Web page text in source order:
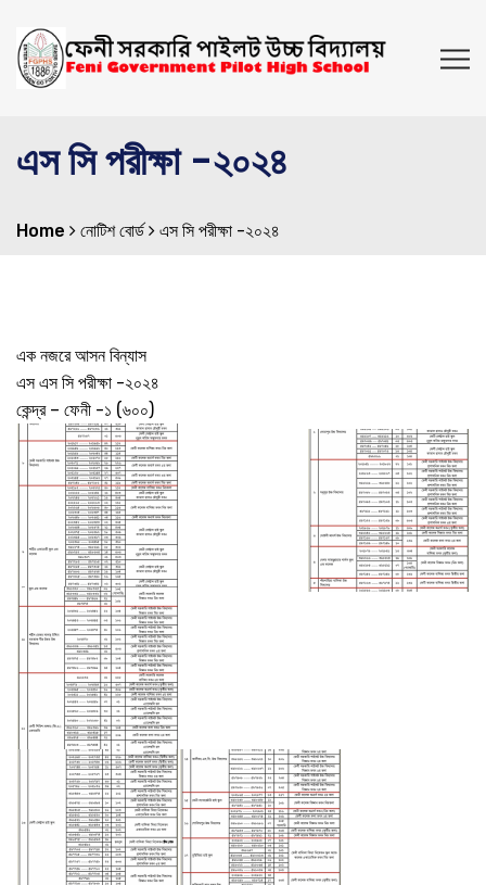
এস সি পরীক্ষা -২০২৪
Home নোটিশ বোর্ড এস সি পরীক্ষা -২০২৪
এক নজরে আসন বিন্যাস
এস এস সি পরীক্ষা -২০২৪
কেন্দ্র – ফেনী -১ (৬০০)